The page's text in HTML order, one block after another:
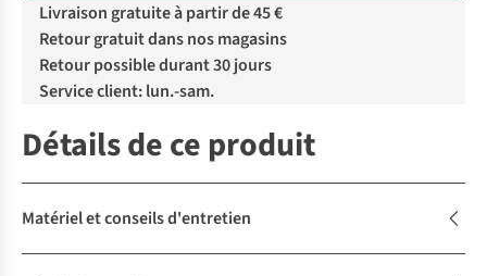
Livraison gratuite à partir de 45 €
Retour gratuit dans nos magasins
Retour possible durant 30 jours
Service client: lun.-sam.
Détails de ce produit
Matériel et conseils d'entretien